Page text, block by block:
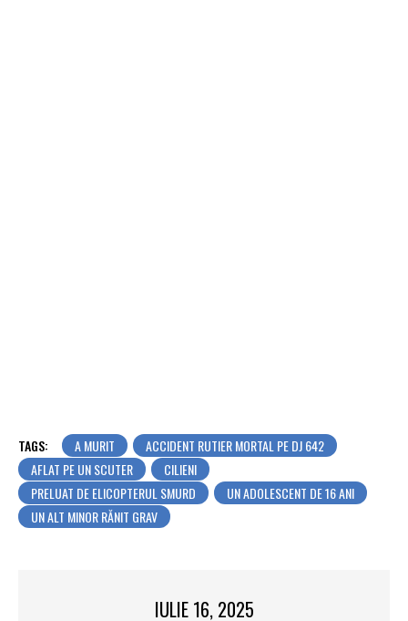
TAGS: A MURIT
ACCIDENT RUTIER MORTAL PE DJ 642
AFLAT PE UN SCUTER
CILIENI
PRELUAT DE ELICOPTERUL SMURD
UN ADOLESCENT DE 16 ANI
UN ALT MINOR RĂNIT GRAV
IULIE 16, 2025